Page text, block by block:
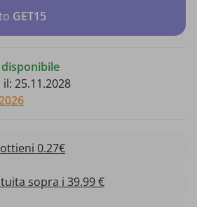
GET15
il: 25.11.2028
0.27€
sopra i 39.99 €